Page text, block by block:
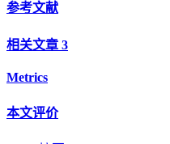
参考文献
相关文章 3
Metrics
本文评价